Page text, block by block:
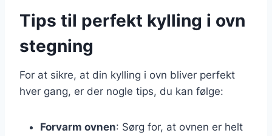
Tips til perfekt kylling i ovn
stegning
For at sikre, at din kylling i ovn bliver perfekt
hver gang, er der nogle tips, du kan følge:
Forvarm ovnen: Sørg for, at ovnen er helt